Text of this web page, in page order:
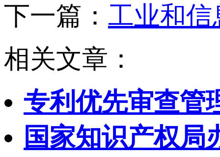
下一篇： 工业和信
相关文章：
专利优先审查管
国家知识产权局